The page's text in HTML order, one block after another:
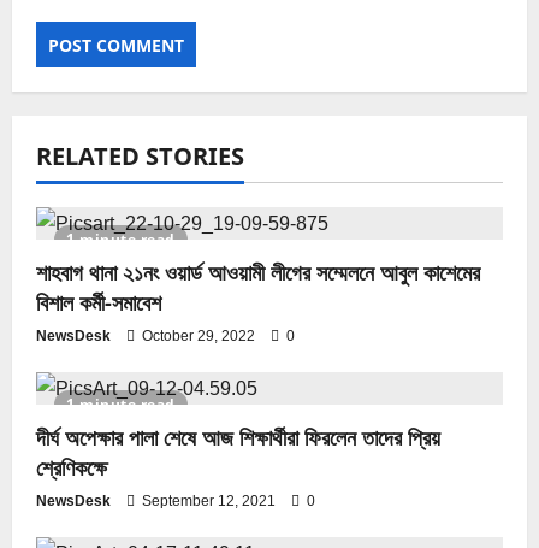
RELATED STORIES
1 minute read
শাহবাগ থানা ২১নং ওয়ার্ড আওয়ামী লীগের সম্মেলনে আবুল কাশেমের
বিশাল কর্মী-সমাবেশ
NewsDesk October 29, 2022 0
1 minute read
দীর্ঘ অপেক্ষার পালা শেষে আজ শিক্ষার্থীরা ফিরলেন তাদের প্রিয়
শ্রেণিকক্ষে
NewsDesk September 12, 2021 0